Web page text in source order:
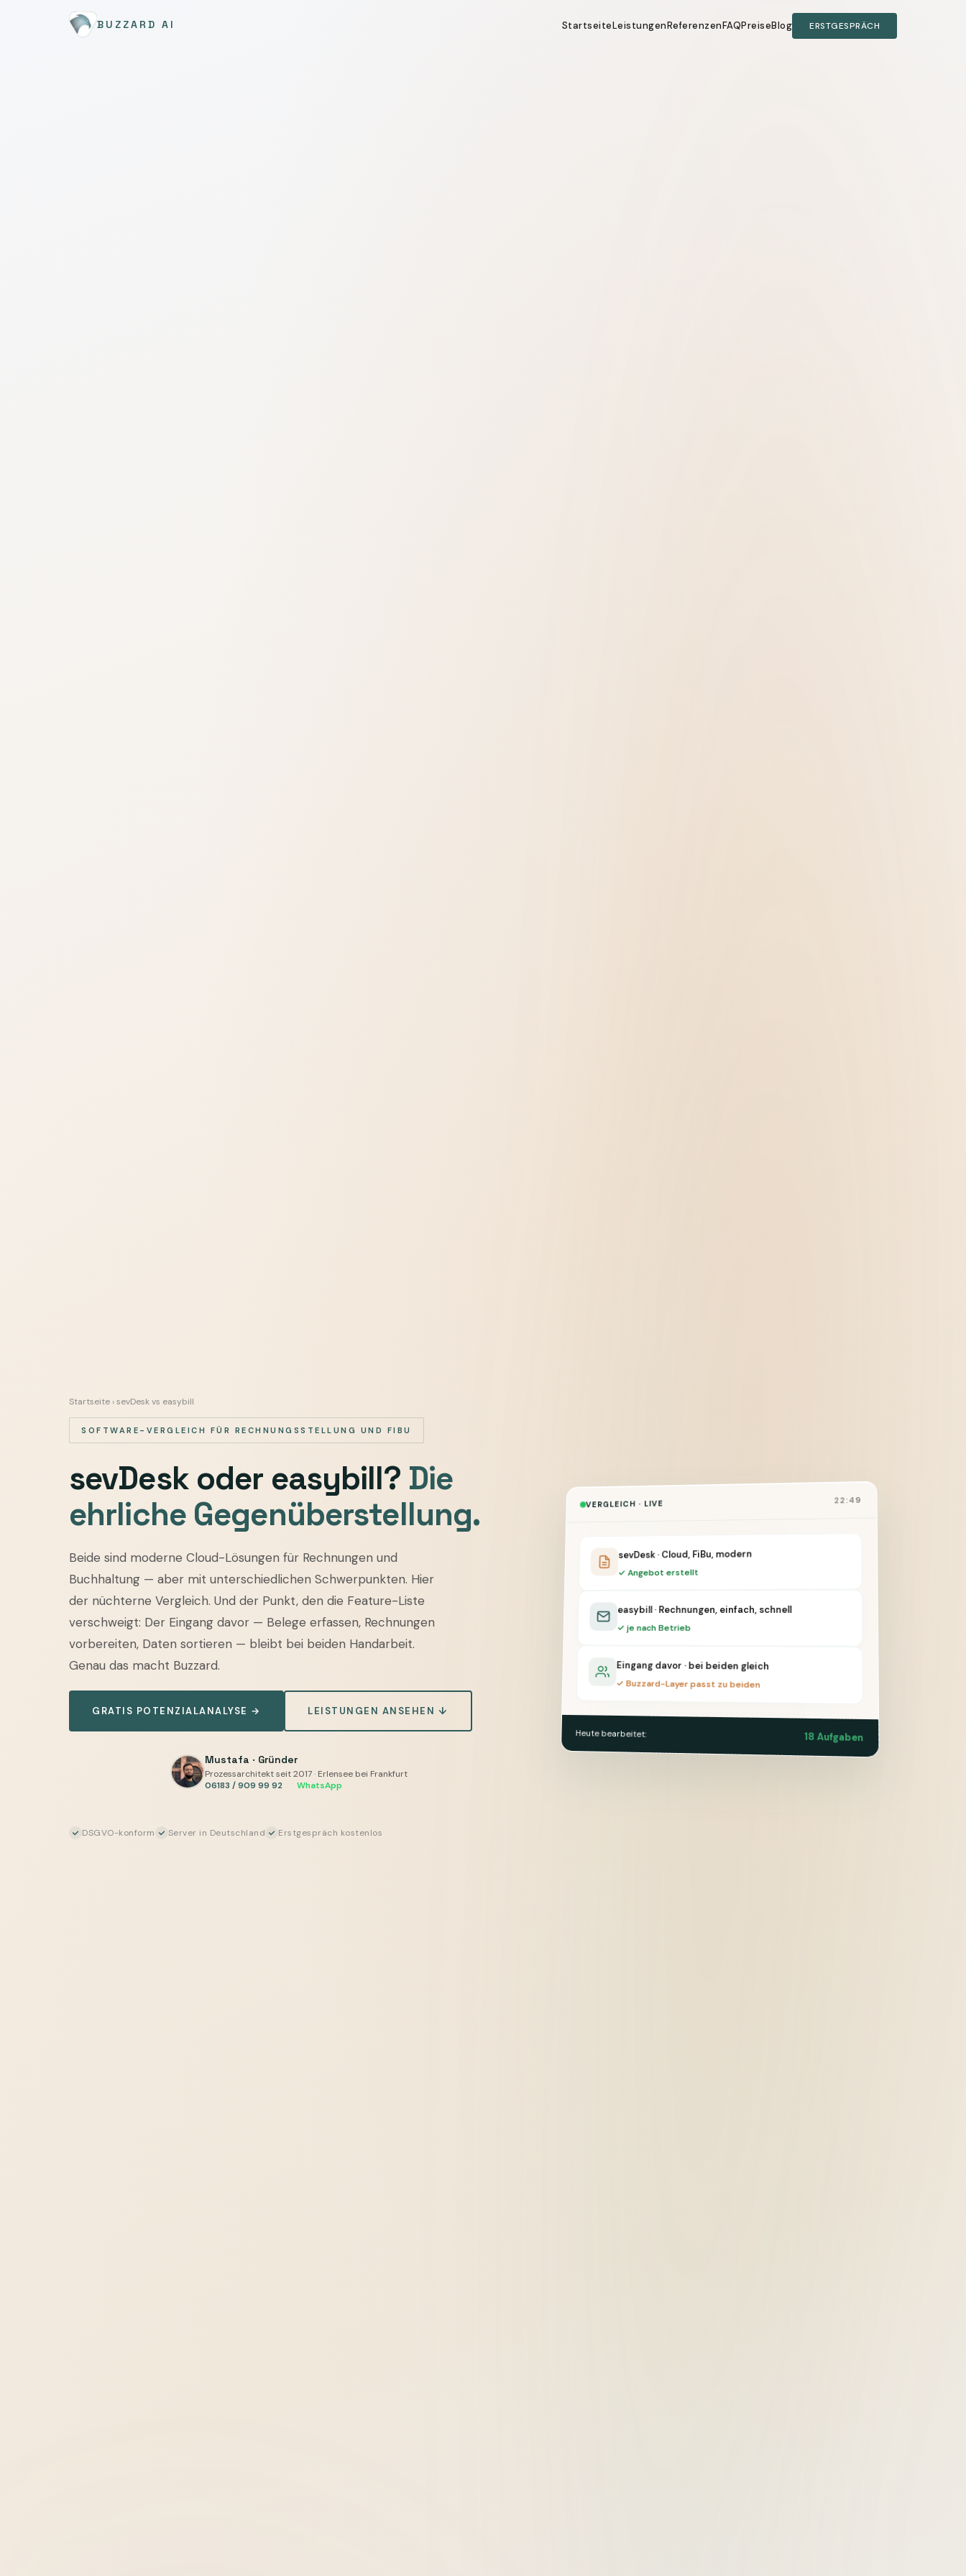
BUZZARD AI StartseiteLeistungenReferenzenFAQPreiseBlog ERSTGESPRÄCH
Startseite › sevDesk vs easybill
SOFTWARE-VERGLEICH FÜR RECHNUNGSSTELLUNG UND FIBU
sevDesk oder easybill? Die
ehrliche Gegenüberstellung.
sevDesk
vs
easybill
Rechnungsstellung
und
Stärken,
Layer,
Beide sind moderne Cloud-Lösungen für Rechnungen und
Buchhaltung — aber mit unterschiedlichen Schwerpunkten. Hier
der nüchterne Vergleich. Und der Punkt, den die Feature-Liste
verschweigt: Der Eingang davor — Belege erfassen, Rechnungen
vorbereiten, Daten sortieren — bleibt bei beiden Handarbeit.
Genau das macht Buzzard.
GRATIS POTENZIALANALYSE → LEISTUNGEN ANSEHEN ↓
Mustafa · Gründer
Prozessarchitekt seit 2017 · Erlensee bei Frankfurt
06183 / 909 99 92
WhatsApp
DSGVO-konform Server in Deutschland Erstgespräch kostenlos
VERGLEICH · LIVE 22:49
sevDesk · Cloud, FiBu, modern
✓ Angebot erstellt
easybill · Rechnungen, einfach, schnell
✓ je nach Betrieb
Eingang davor · bei beiden gleich
✓ Buzzard-Layer passt zu beiden
Heute bearbeitet: 18 Aufgaben